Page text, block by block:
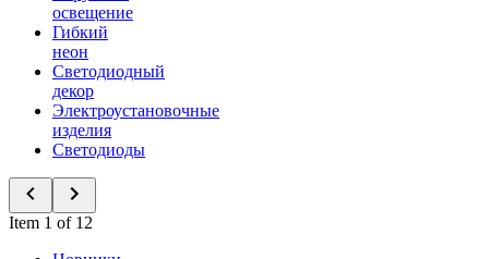
освещение
Гибкий
неон
Светодиодный
декор
Электроустановочные
изделия
Светодиоды
Item 1 of 12